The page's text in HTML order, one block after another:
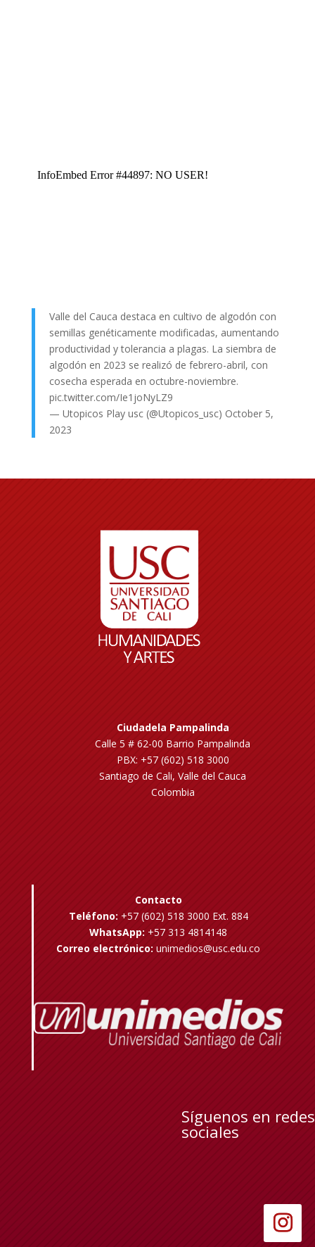
Valle del Cauca destaca en cultivo de algodón con
semillas genéticamente modificadas, aumentando
productividad y tolerancia a plagas. La siembra de
algodón en 2023 se realizó de febrero-abril, con
cosecha esperada en octubre-noviembre.
pic.twitter.com/Ie1joNyLZ9
— Utopicos Play usc (@Utopicos_usc) October 5,
2023
Ciudadela Pampalinda
Calle 5 # 62-00 Barrio Pampalinda
PBX: +57 (602) 518 3000
Santiago de Cali, Valle del Cauca
Colombia
Contacto
Teléfono: +57 (602) 518 3000 Ext. 884
WhatsApp: +57 313 4814148
Correo electrónico: unimedios@usc.edu.co
Síguenos en redes
sociales